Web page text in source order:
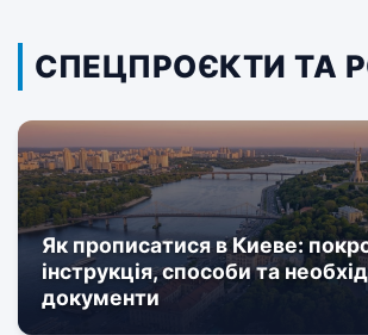
СПЕЦПРОЄКТИ ТА
Як прописатися в Киеве:
інструкція, способи та
документи